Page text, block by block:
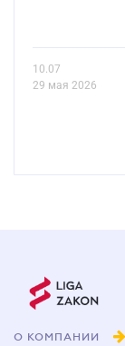
10.07
29 мая 2026
О КОМПАНИИ